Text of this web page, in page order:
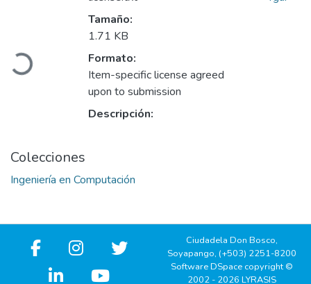
Cargando...
Tamaño:
1.71 KB
Formato:
Item-specific license agreed
upon to submission
Descripción:
Colecciones
Ingeniería en Computación
Ciudadela Don Bosco,
Soyapango, (+503) 2251-8200
Software DSpace copyright ©
2002 - 2026 LYRASIS